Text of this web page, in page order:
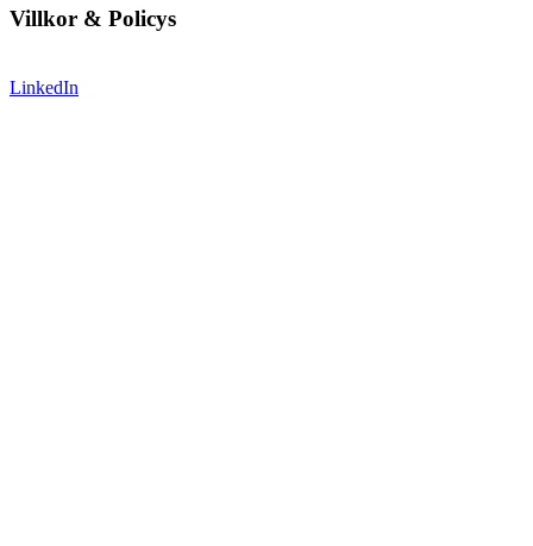
Villkor & Policys
LinkedIn